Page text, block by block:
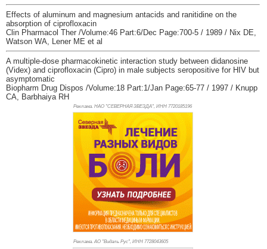
Effects of aluminum and magnesium antacids and ranitidine on the
absorption of ciprofloxacin
Clin Pharmacol Ther /Volume:46 Part:6/Dec Page:700-5 / 1989 / Nix DE,
Watson WA, Lener ME et al
A multiple-dose pharmacokinetic interaction study between didanosine
(Videx) and ciprofloxacin (Cipro) in male subjects seropositive for HIV but
asymptomatic
Biopharm Drug Dispos /Volume:18 Part:1/Jan Page:65-77 / 1997 / Knupp
CA, Barbhaiya RH
Реклама. НАО "СЕВЕРНАЯ ЗВЕЗДА", ИНН 7720185196
Реклама. АО "Видаль Рус", ИНН 7728043605